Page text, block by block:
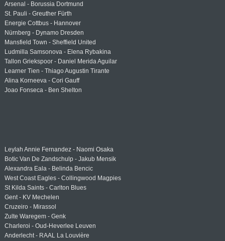
Arsenal - Borussia Dortmund
St. Pauli - Greuther Fürth
Energie Cottbus - Hannover
Nürnberg - Dynamo Dresden
Mansfield Town - Sheffield United
Ludmilla Samsonova - Elena Rybakina
Tallon Griekspoor - Daniel Merida Aguilar
Learner Tien - Thiago Augustin Tirante
Alina Korneeva - Cori Gauff
Joao Fonseca - Ben Shelton
Leylah Annie Fernandez - Naomi Osaka
Botic Van De Zandschulp - Jakub Mensik
Alexandra Eala - Belinda Bencic
West Coast Eagles - Collingwood Magpies
St Kilda Saints - Carlton Blues
Gent - KV Mechelen
Cruzeiro - Mirassol
Zulte Waregem - Genk
Charleroi - Oud-Heverlee Leuven
Anderlecht - RAAL La Louvière